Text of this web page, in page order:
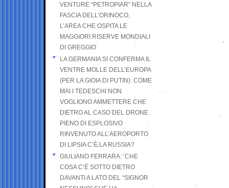
VENTURE “PETROPIAR” NELLA
FASCIA DELL’ORINOCO,
L’AREA CHE OSPITA LE
MAGGIORI RISERVE MONDIALI
DI GREGGIO
LA GERMANIA SI CONFERMA IL
VENTRE MOLLE DELL’EUROPA
(PER LA GIOIA DI PUTIN). COME
MAI I TEDESCHI NON
VOGLIONO AMMETTERE CHE
DIETRO AL CASO DEL DRONE
PIENO DI ESPLOSIVO
RINVENUTO ALL’AEROPORTO
DI LIPSIA C’È LA RUSSIA?
GIULIANO FERRARA: ’CHE
COSA C’È SOTTO DIETRO
DAVANTI A LATO DEL “SIGNOR